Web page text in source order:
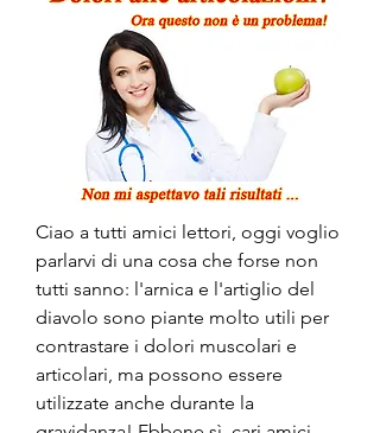
Ciao a tutti amici lettori, oggi voglio
parlarvi di una cosa che forse non
tutti sanno: l'arnica e l'artiglio del
diavolo sono piante molto utili per
contrastare i dolori muscolari e
articolari, ma possono essere
utilizzate anche durante la